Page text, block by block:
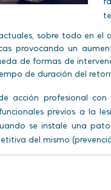
sobre todo en
provocando un
de formas de
de duración del
acción profesional
previos a
se instale una
del mismo